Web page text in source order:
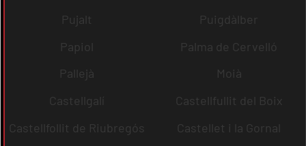
Pujalt
Puigdàlber
Papiol
Palma de Cervelló
Pallejà
Moià
Castellgalí
Castellfullit del Boix
Castellfollit de Riubregós
Castellet i la Gornal